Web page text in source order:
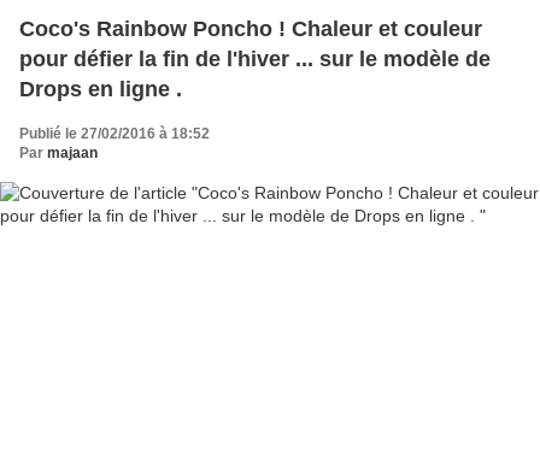
Coco's Rainbow Poncho ! Chaleur et couleur
pour défier la fin de l'hiver ... sur le modèle de
Drops en ligne .
Publié le 27/02/2016 à 18:52
Par majaan